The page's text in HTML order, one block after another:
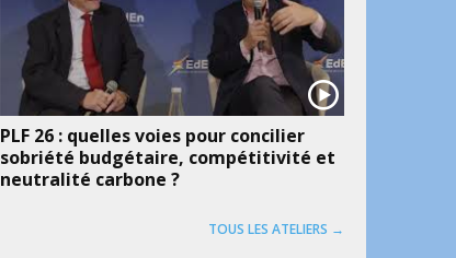
PLF 26 : quelles voies pour concilier
sobriété budgétaire, compétitivité et
neutralité carbone ?
TOUS LES ATELIERS →